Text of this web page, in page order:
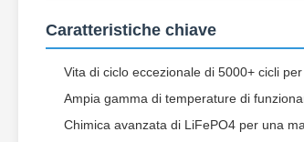
Caratteristiche chiave
Vita di ciclo eccezionale di 5000+ cicli
Ampia gamma di temperature di
Chimica avanzata di LiFePO4 per una